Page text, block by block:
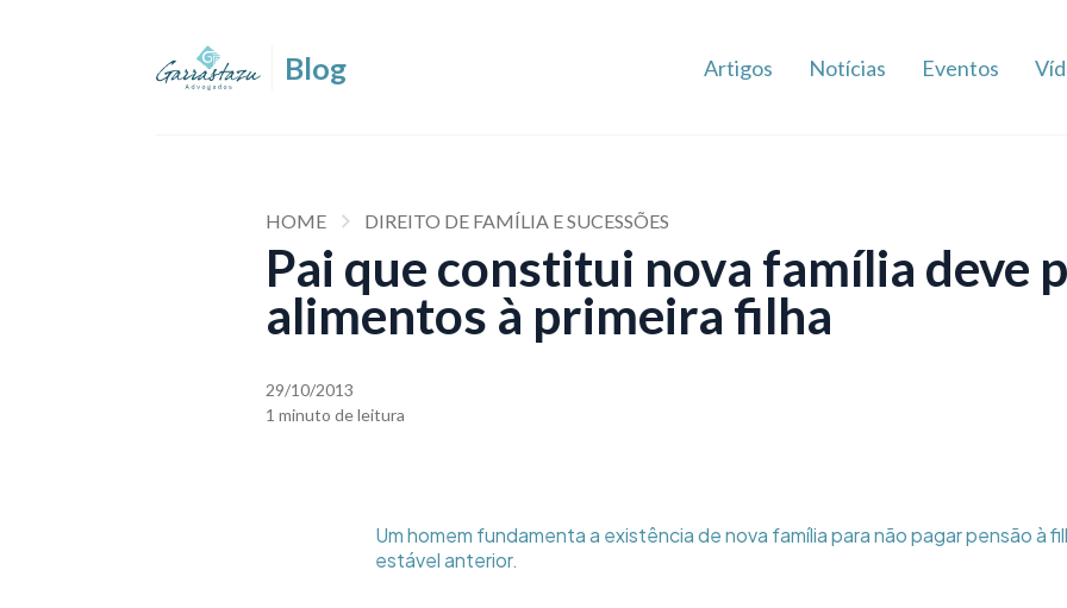
Artigos Notícias Eventos
HOME DIREITO DE FAMÍLIA E SUCESSÕES
Pai que constitui nova família deve
alimentos à primeira filha
29/10/2013
1 minuto de leitura
Um homem fundamenta a existência de nova família para não pagar pensão à
estável anterior.